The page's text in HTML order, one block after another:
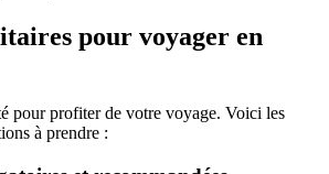
pour voyager en
pour profiter de votre voyage. Voici les
à prendre :